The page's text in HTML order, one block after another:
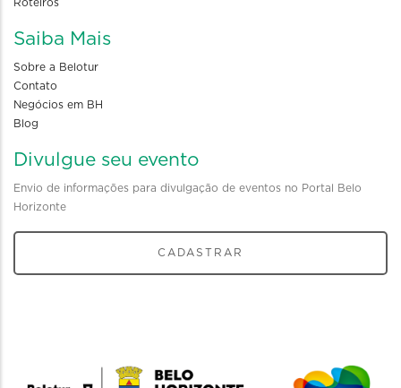
Roteiros
Saiba Mais
Sobre a Belotur
Contato
Negócios em BH
Blog
Divulgue seu evento
Envio de informações para divulgação de eventos no Portal Belo
Horizonte
CADASTRAR